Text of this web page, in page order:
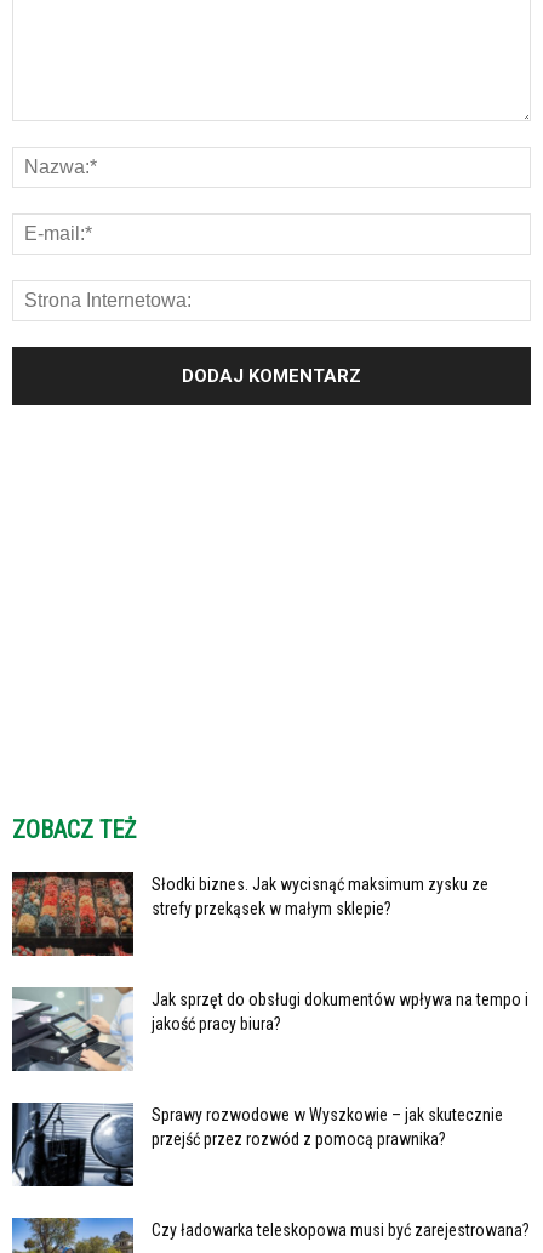
ZOBACZ TEŻ
Słodki biznes. Jak wycisnąć maksimum zysku ze
strefy przekąsek w małym sklepie?
Jak sprzęt do obsługi dokumentów wpływa na tempo i
jakość pracy biura?
Sprawy rozwodowe w Wyszkowie – jak skutecznie
przejść przez rozwód z pomocą prawnika?
Czy ładowarka teleskopowa musi być zarejestrowana?